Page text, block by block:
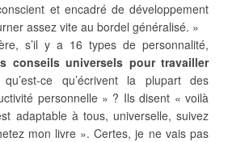
et encadré de développement
assez vite au bordel généralisé. »
s’il y a 16 types de personnalité,
conseils universels pour travailler
ce qu’écrivent la plupart des
personnelle » ? Ils disent « voilà
adaptable à tous, universelle, suivez
mon livre ». Certes, je ne vais pas